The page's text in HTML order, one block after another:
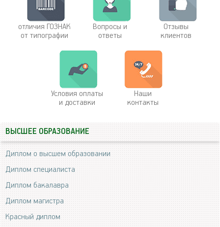
отличия ГОЗНАК
от типографии
Вопросы и
ответы
Отзывы
клиентов
Условия оплаты
и доставки
Наши
контакты
ВЫСШЕЕ ОБРАЗОВАНИЕ
Диплом о высшем образовании
Диплом специалиста
Диплом бакалавра
Диплом магистра
Красный диплом